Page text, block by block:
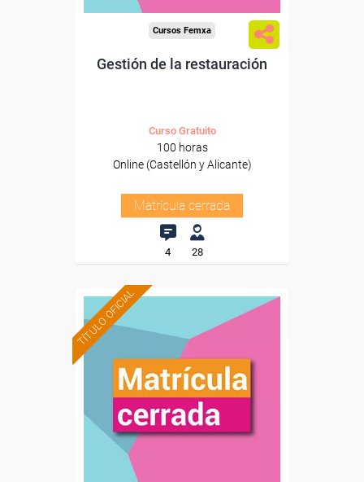
Cursos Femxa
Gestión de la restauración
Curso Gratuito
100 horas
Online (Castellón y Alicante)
Matrícula cerrada
4 28
TÍTULO OFICIAL